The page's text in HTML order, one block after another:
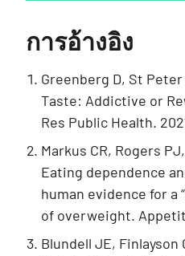
การอ้างอิง
Greenberg D, St
Taste: Addictive or
Res Public Health.
Markus CR, Rogers
Eating dependence
human evidence for a
of overweight.
Blundell JE,